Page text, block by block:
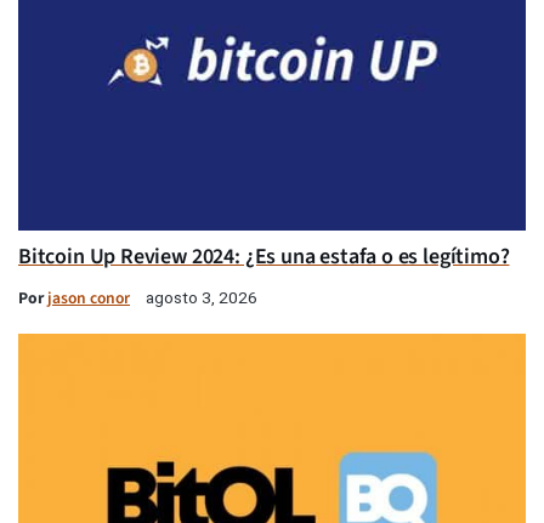
Bitcoin Up Review 2024: ¿Es una estafa o es legítimo?
Porjason conor agosto 3, 2026